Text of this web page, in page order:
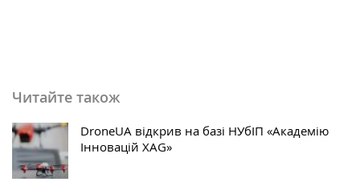
Читайте також
DroneUA відкрив на базі НУбІП «Академію
Інновацій XAG»